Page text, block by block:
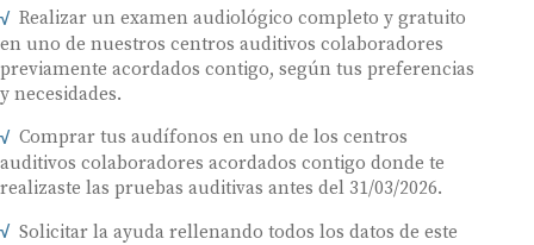
Realizar un examen audiológico completo y gratuito
en uno de nuestros centros auditivos colaboradores
previamente acordados contigo, según tus preferencias
y necesidades.
Comprar tus audífonos en uno de los centros
auditivos colaboradores acordados contigo donde te
realizaste las pruebas auditivas antes del 31/03/2026.
Solicitar la ayuda rellenando todos los datos de este